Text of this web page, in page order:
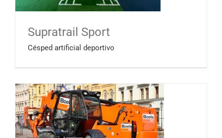
Supratrail Sport
Césped artificial deportivo